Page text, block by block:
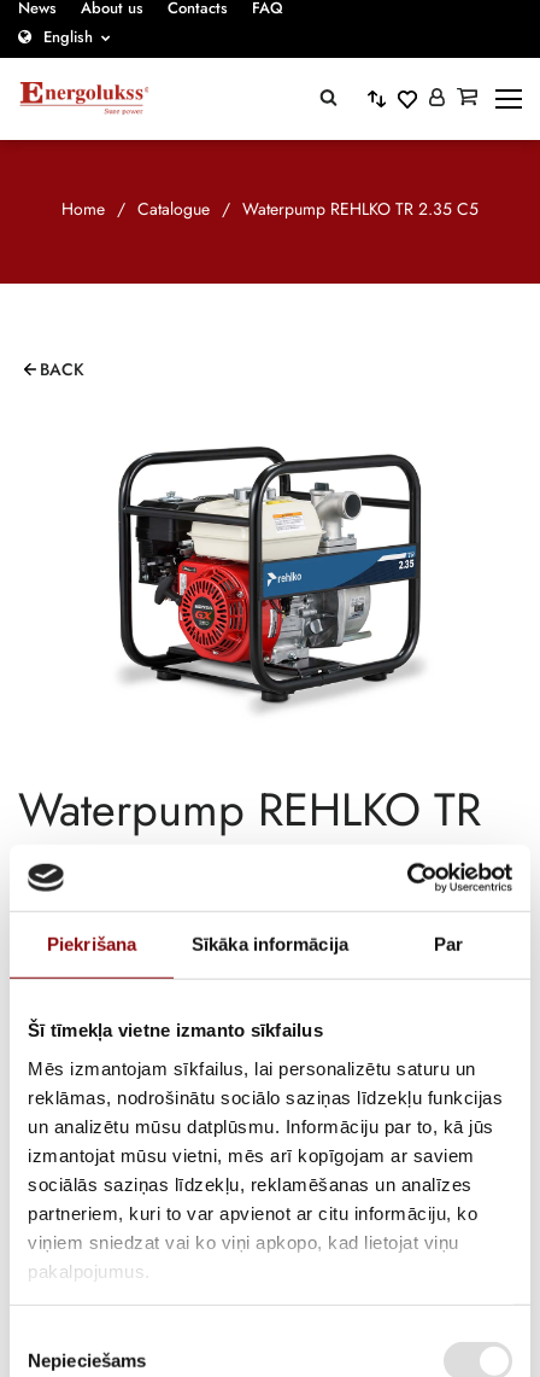
Piekrišana Sīkāka informācija Par
Šī tīmekļa vietne izmanto sīkfailus
Mēs izmantojam sīkfailus, lai personalizētu saturu un
reklāmas, nodrošinātu sociālo saziņas līdzekļu funkcijas
un analizētu mūsu datplūsmu. Informāciju par to, kā jūs
izmantojat mūsu vietni, mēs arī kopīgojam ar saviem
sociālās saziņas līdzekļu, reklamēšanas un analīzes
partneriem, kuri to var apvienot ar citu informāciju, ko
viņiem sniedzat vai ko viņi apkopo, kad lietojat viņu
pakalpojumus.
izvēle
Nepieciešams
News About us Contacts
FAQ
English
Home / Catalogue / Waterpump REHLKO TR 2.35 C5
BACK
Waterpump REHLKO TR
2.35 C5
€947,43
Incl. VAT
SKU
DELIVERY TIME IF THE PRODUCT
IS NOT IN STOCK IN RIGA
2-6 weeks
DESCRIPTION
Dirty water pump with HONDA engine.